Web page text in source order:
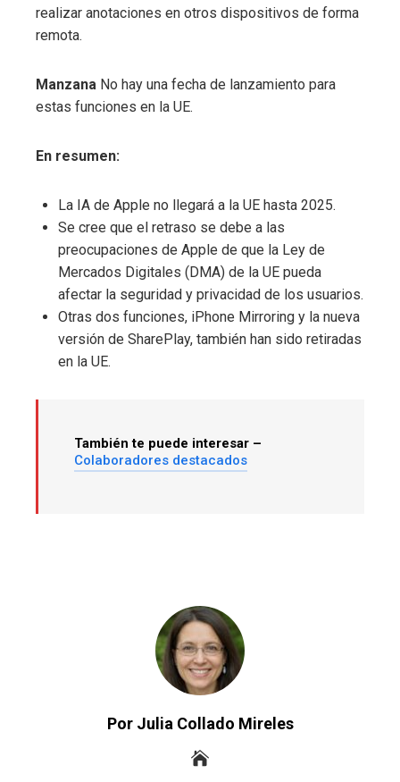
realizar anotaciones en otros dispositivos de forma
remota.
Manzana No hay una fecha de lanzamiento para
estas funciones en la UE.
En resumen:
La IA de Apple no llegará a la UE hasta 2025.
Se cree que el retraso se debe a las
preocupaciones de Apple de que la Ley de
Mercados Digitales (DMA) de la UE pueda
afectar la seguridad y privacidad de los usuarios.
Otras dos funciones, iPhone Mirroring y la nueva
versión de SharePlay, también han sido retiradas
en la UE.
También te puede interesar –
Colaboradores destacados
Por Julia Collado Mireles